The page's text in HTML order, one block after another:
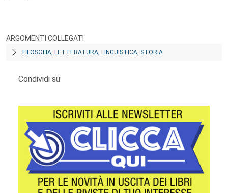
ARGOMENTI COLLEGATI
FILOSOFIA, LETTERATURA, LINGUISTICA, STORIA
Condividi su: